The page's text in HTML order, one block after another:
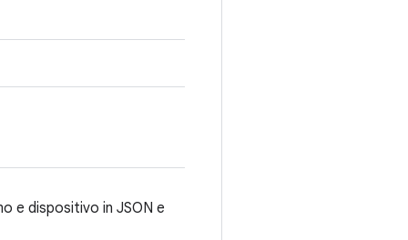
e dispositivo in JSON e